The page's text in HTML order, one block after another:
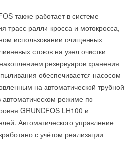
также работает в системе
трасс ралли-кросса и мотокросса,
использовании очищенных
стоков на узел очистки
резервуаров хранения
обеспечивается насосом
на автоматической трубной
режиме по
GRUNDFOS LH100 и
Автоматического управление
с учётом реализации